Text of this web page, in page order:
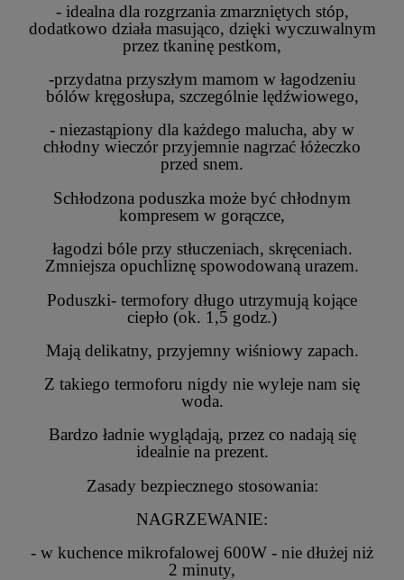
- idealna dla rozgrzania zmarzniętych stóp,
dodatkowo działa masująco, dzięki wyczuwalnym
przez tkaninę pestkom,
-przydatna przyszłym mamom w łagodzeniu
bólów kręgosłupa, szczególnie lędźwiowego,
- niezastąpiony dla każdego malucha, aby w
chłodny wieczór przyjemnie nagrzać łóżeczko
przed snem.
Schłodzona poduszka może być chłodnym
kompresem w gorączce,
łagodzi bóle przy stłuczeniach, skręceniach.
Zmniejsza opuchliznę spowodowaną urazem.
Poduszki- termofory długo utrzymują kojące
ciepło (ok. 1,5 godz.)
Mają delikatny, przyjemny wiśniowy zapach.
Z takiego termoforu nigdy nie wyleje nam się
woda.
Bardzo ładnie wyglądają, przez co nadają się
idealnie na prezent.
Zasady bezpiecznego stosowania:
NAGRZEWANIE:
- w kuchence mikrofalowej 600W - nie dłużej niż
2 minuty,